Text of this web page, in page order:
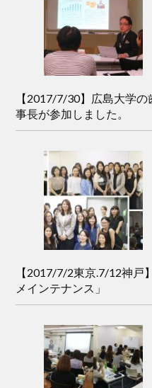
【2017/7/30】広島大学
事長が参加しました。
【2017/7/2東京.7/12神戸
メインテナンス」